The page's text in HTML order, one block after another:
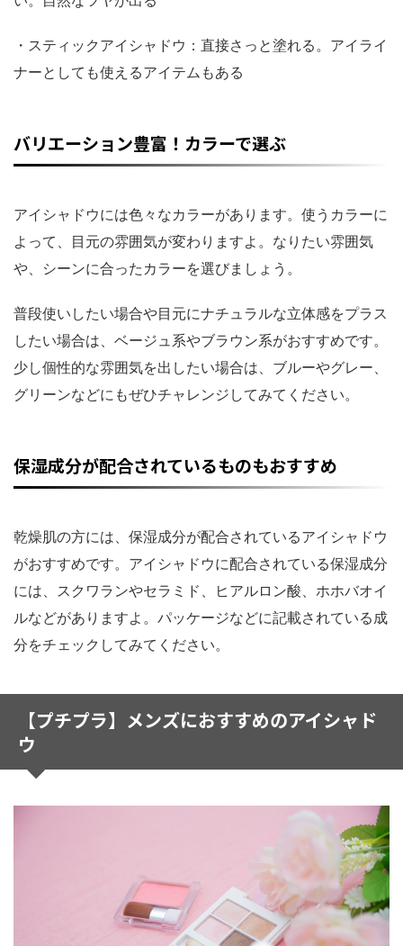
・スティックアイシャドウ：直接さっと塗れる。アイライ
ナーとしても使えるアイテムもある
バリエーション豊富！カラーで選ぶ
アイシャドウには色々なカラーがあります。使うカラーに
よって、目元の雰囲気が変わりますよ。なりたい雰囲気
や、シーンに合ったカラーを選びましょう。
普段使いしたい場合や目元にナチュラルな立体感をプラス
したい場合は、ベージュ系やブラウン系がおすすめです。
少し個性的な雰囲気を出したい場合は、ブルーやグレー、
グリーンなどにもぜひチャレンジしてみてください。
保湿成分が配合されているものもおすすめ
乾燥肌の方には、保湿成分が配合されているアイシャドウ
がおすすめです。アイシャドウに配合されている保湿成分
には、スクワランやセラミド、ヒアルロン酸、ホホバオイ
ルなどがありますよ。パッケージなどに記載されている成
分をチェックしてみてください。
【プチプラ】メンズにおすすめのアイシャド
ウ